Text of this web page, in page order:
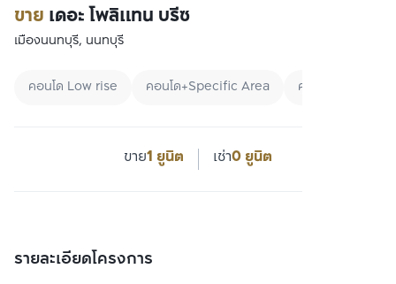
ขาย เดอะ โพลิแทน บรีซ
เมืองนนทบุรี, นนทบุรี
คอนโด Low rise คอนโด+Specific Area คอนโดใกล้ MRT
ขาย1 ยูนิต เช่า0 ยูนิต
รายละเอียดโครงการ